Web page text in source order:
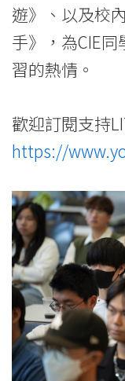
遊》、以及校
手》，為CIE
習的熱情。
歡迎訂閱支持
https://